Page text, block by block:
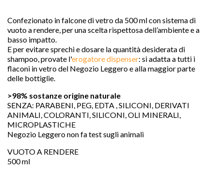
Confezionato in falcone di vetro da 500 ml con sistema di
vuoto a rendere, per una scelta rispettosa dell’ambiente e a
basso impatto.
E per evitare sprechi e dosare la quantità desiderata di
shampoo, provate l'erogatore dispenser: si adatta a tutti i
flaconi in vetro del Negozio Leggero e alla maggior parte
delle bottiglie.
>98% sostanze origine naturale
SENZA: PARABENI, PEG, EDTA , SILICONI, DERIVATI
ANIMALI, COLORANTI, SILICONI, OLI MINERALI,
MICROPLASTICHE
Negozio Leggero non fa test sugli animali
VUOTO A RENDERE
500 ml